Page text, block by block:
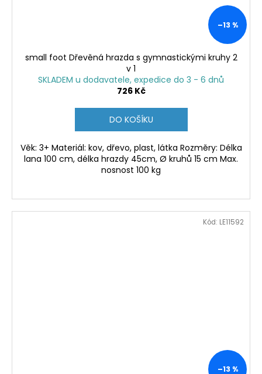
–13 %
small foot Dřevěná hrazda s gymnastickými kruhy 2
v 1
SKLADEM u dodavatele, expedice do 3 - 6 dnů
726 Kč
DO KOŠÍKU
Věk: 3+ Materiál: kov, dřevo, plast, látka Rozměry: Délka
lana 100 cm, délka hrazdy 45cm, Ø kruhů 15 cm Max.
nosnost 100 kg
–13 %
Kód: LE11592